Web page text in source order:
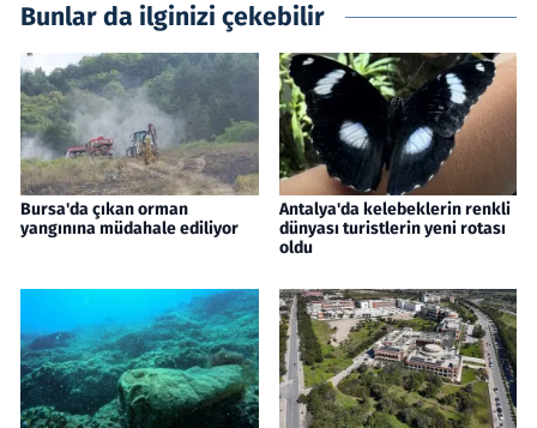
Bunlar da ilginizi çekebilir
Bursa'da çıkan orman
yangınına müdahale ediliyor
Antalya'da kelebeklerin renkli
dünyası turistlerin yeni rotası
oldu